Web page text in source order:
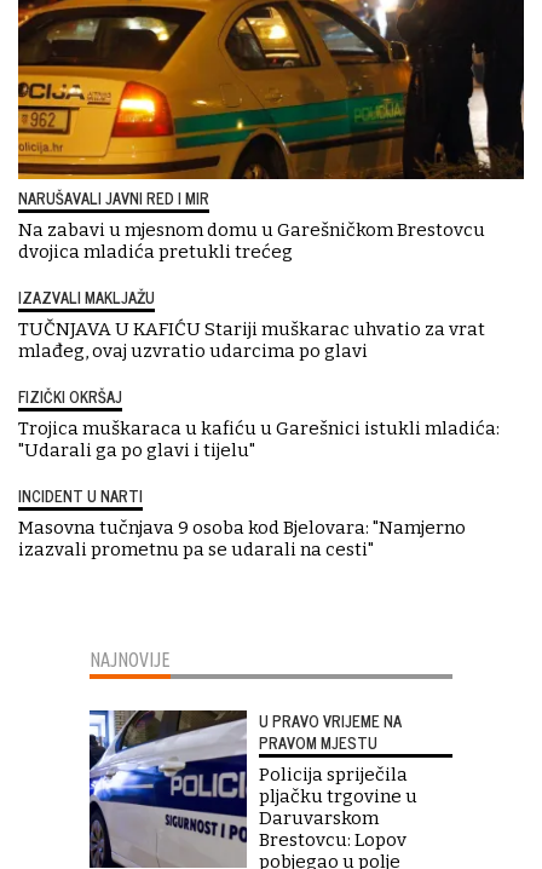
NARUŠAVALI JAVNI RED I MIR
Na zabavi u mjesnom domu u Garešničkom Brestovcu
dvojica mladića pretukli trećeg
IZAZVALI MAKLJAŽU
TUČNJAVA U KAFIĆU Stariji muškarac uhvatio za vrat
mlađeg, ovaj uzvratio udarcima po glavi
FIZIČKI OKRŠAJ
Trojica muškaraca u kafiću u Garešnici istukli mladića:
"Udarali ga po glavi i tijelu"
INCIDENT U NARTI
Masovna tučnjava 9 osoba kod Bjelovara: "Namjerno
izazvali prometnu pa se udarali na cesti"
NAJNOVIJE
U PRAVO VRIJEME NA
PRAVOM MJESTU
Policija spriječila
pljačku trgovine u
Daruvarskom
Brestovcu: Lopov
pobjegao u polje